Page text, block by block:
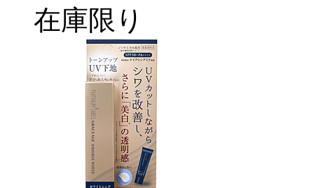
在庫限り